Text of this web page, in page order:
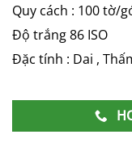
Quy cách : 100 tờ/
Độ trắng 86 ISO
Đặc tính : Dai ,